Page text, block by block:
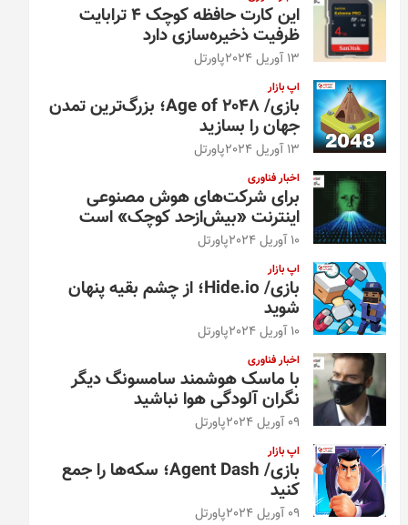
این کارت حافظه کوچک ۴ ترابایت
ظرفیت ذخیره‌سازی دارد
13 آوریل 2024 پاورتل
اپ بازار
بازی/ Age of 2048؛ بزرگ‌ترین تمدن
جهان را بسازید
13 آوریل 2024 پاورتل
اخبار فناوری
برای شرکت‌های هوش مصنوعی
اینترنت «بیش‌از‌حد کوچک» است
10 آوریل 2024 پاورتل
اپ بازار
بازی/ Hide.io؛ از چشم بقیه پنهان
شوید
10 آوریل 2024 پاورتل
اخبار فناوری
با ماسک هوشمند سامسونگ دیگر
نگران آلودگی هوا نباشید
09 آوریل 2024 پاورتل
اپ بازار
بازی/ Agent Dash؛ سکه‌ها را جمع
کنید
09 آوریل 2024 پاورتل